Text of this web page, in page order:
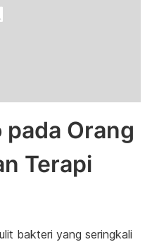
Orang
Terapi
bakteri yang seringkali